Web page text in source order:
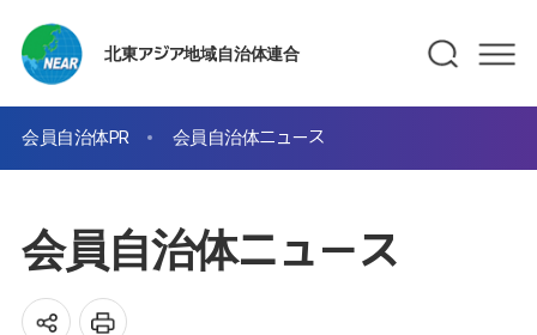
北東アジア地域自治体連合
会員自治体PR 会員自治体ニュース
会員自治体ニュース